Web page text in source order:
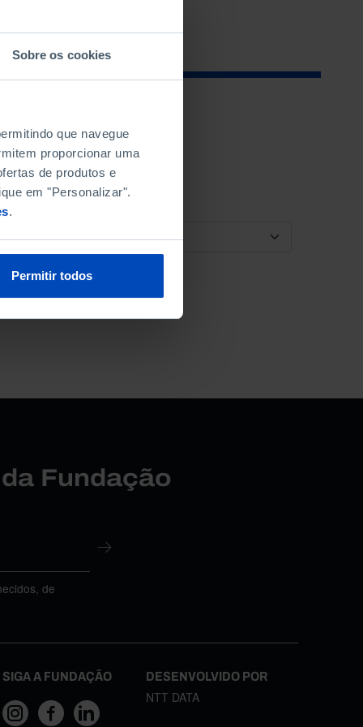
Sobre os cookies
que navegue
proporcionar uma
de produtos e
em "Personalizar".
.
Permitir todos
ORDENAR POR
Fundação
de
SIGA A FUNDAÇÃO DESENVOLVIDO POR
NTT DATA